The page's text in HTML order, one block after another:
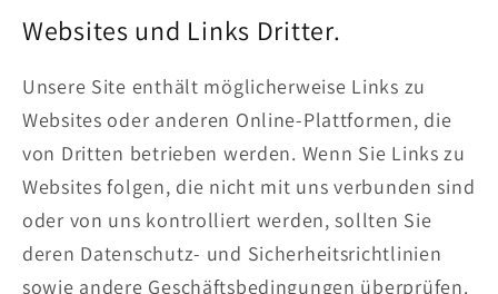
Websites und Links Dritter.
Unsere Site enthält möglicherweise Links zu
Websites oder anderen Online-Plattformen, die
von Dritten betrieben werden. Wenn Sie Links zu
Websites folgen, die nicht mit uns verbunden sind
oder von uns kontrolliert werden, sollten Sie
deren Datenschutz- und Sicherheitsrichtlinien
sowie andere Geschäftsbedingungen überprüfen.